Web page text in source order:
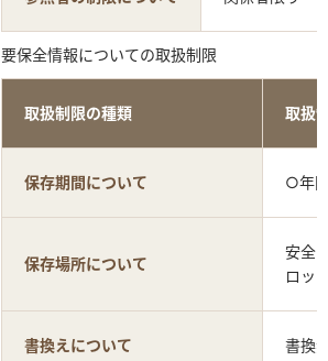
要保全情報についての取扱制限
取扱制限の種類 取扱
保存期間について ○年
保存場所について
安全
ロッ
書換えについて 書換